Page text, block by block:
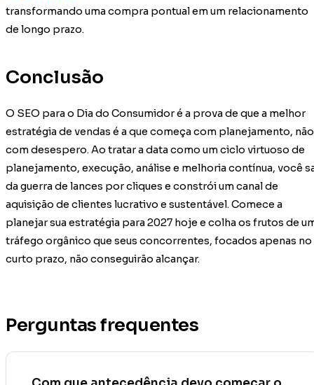
transformando uma compra pontual em um relacionamento
de longo prazo.
Conclusão
O SEO para o Dia do Consumidor é a prova de que a melhor
estratégia de vendas é a que começa com planejamento, não
com desespero. Ao tratar a data como um ciclo virtuoso de
planejamento, execução, análise e melhoria contínua, você
da guerra de lances por cliques e constrói um canal de
aquisição de clientes lucrativo e sustentável. Comece a
planejar sua estratégia para 2027 hoje e colha os frutos de
tráfego orgânico que seus concorrentes, focados apenas no
curto prazo, não conseguirão alcançar.
Perguntas frequentes